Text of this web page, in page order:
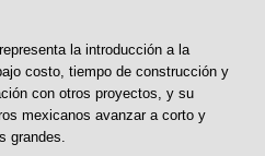
la introducción a la
costo, tiempo de construcción y
con otros proyectos, y su
mexicanos avanzar a corto y
grandes.